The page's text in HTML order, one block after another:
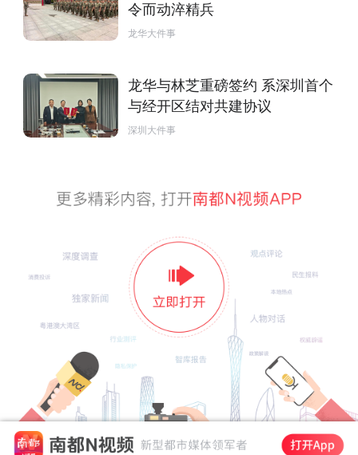
令而动淬精兵
龙华大件事
龙华与林芝重磅签约 系深圳首个
与经开区结对共建协议
深圳大件事